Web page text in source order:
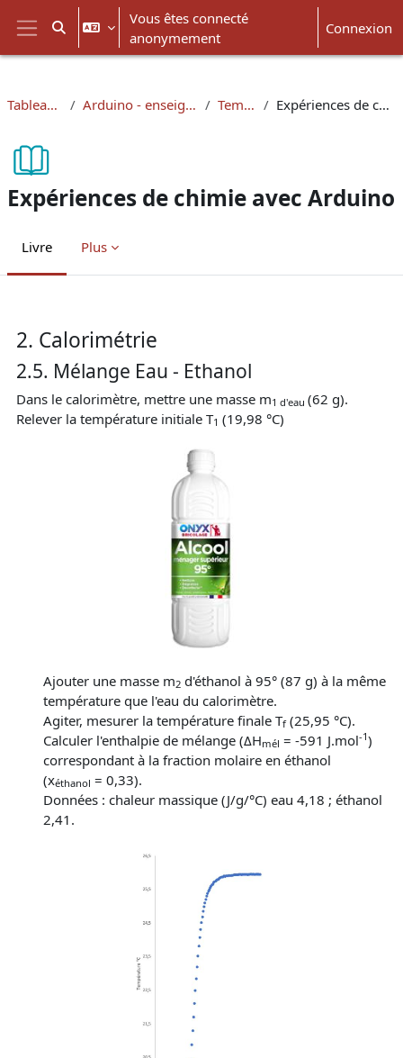
Passer au contenu principal
Panneau latéral
Activer/désactiver la saisie de recherche
Vous êtes connecté
anonymement
Connexion
Tableau de bord Arduino - enseignement en chimie Température Expériences de chimie avec Arduino
Expériences de chimie avec Arduino
Livre Plus
2. Calorimétrie
2.5. Mélange Eau - Ethanol
Dans le calorimètre, mettre une masse m1 d'eau (62 g).
Relever la température initiale T1 (19,98 °C)
Ajouter une masse m2 d'éthanol à 95° (87 g) à la même
température que l'eau du calorimètre.
Agiter, mesurer la température finale Tf(25,95 °C).
Calculer l'enthalpie de mélange (ΔHmél = -591 J.mol-1)
correspondant à la fraction molaire en éthanol
(xéthanol = 0,33).
Données : chaleur massique (J/g/°C) eau 4,18 ; éthanol
2,41.